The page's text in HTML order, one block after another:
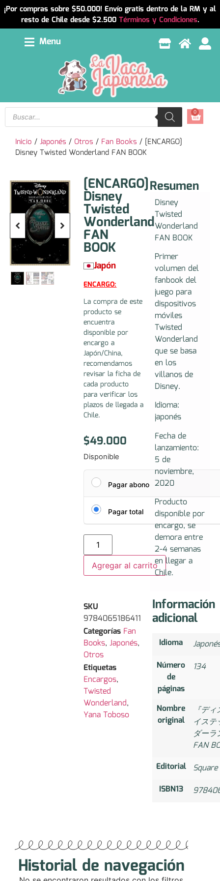
¡Por compras sobre $50.000! Envío gratis dentro de la RM y al
resto de Chile desde $2.500 Términos y Condiciones.
Menu
0
Inicio /Japonés / Otros / Fan Books / [ENCARGO]
Disney Twisted Wonderland FAN BOOK
[ENCARGO]
Disney
Twisted
Wonderland
FAN
BOOK
Japón
ENCARGO:
La compra de este
producto se
encuentra
disponible por
encargo a
Japón/China,
recomendamos
revisar la ficha de
cada producto
para verificar los
plazos de llegada a
Chile.
$49.000
Disponible
Pagar abono
Pagar total
Agregar al carrito
SKU
9784065186411
Categorías Fan
Books,Japonés,
Otros
Etiquetas
Encargos,
Twisted
Wonderland,
Yana Toboso
Resumen
Disney
Twisted
Wonderland
FAN BOOK
Primer
volumen del
fanbook del
juego para
dispositivos
móviles
Twisted
Wonderland
que se basa
en los
villanos de
Disney.
Idioma:
japonés
Fecha de
lanzamiento:
5 de
noviembre,
2020
Producto
disponible por
encargo, se
demora entre
2-4 semanas
en llegar a
Chile.
Información
adicional
Idioma
Número
de
páginas
134
Nombre
original
『デ
イステ
ダーラ
FAN
Editorial
Square
ISBN13
Historial de navegación